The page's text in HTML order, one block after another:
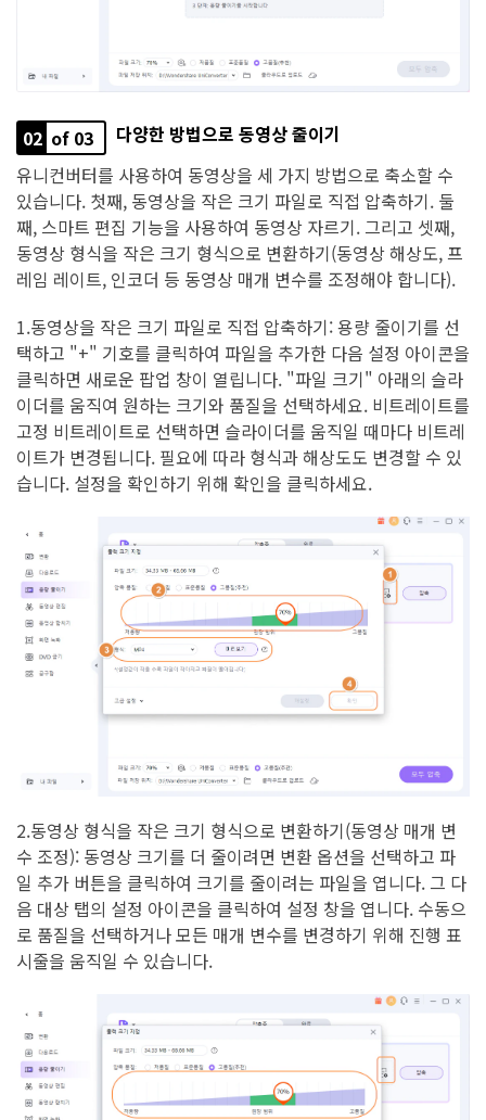
02 of 03
다양한 방법으로 동영상 줄이기
유니컨버터를 사용하여 동영상을 세 가지 방법으로 축소할 수
있습니다. 첫째, 동영상을 작은 크기 파일로 직접 압축하기. 둘
째, 스마트 편집 기능을 사용하여 동영상 자르기. 그리고 셋째,
동영상 형식을 작은 크기 형식으로 변환하기(동영상 해상도, 프
레임 레이트, 인코더 등 동영상 매개 변수를 조정해야 합니다).
1.동영상을 작은 크기 파일로 직접 압축하기: 용량 줄이기를 선
택하고 "+" 기호를 클릭하여 파일을 추가한 다음 설정 아이콘을
클릭하면 새로운 팝업 창이 열립니다. "파일 크기" 아래의 슬라
이더를 움직여 원하는 크기와 품질을 선택하세요. 비트레이트를
고정 비트레이트로 선택하면 슬라이더를 움직일 때마다 비트레
이트가 변경됩니다. 필요에 따라 형식과 해상도도 변경할 수 있
습니다. 설정을 확인하기 위해 확인을 클릭하세요.
2.동영상 형식을 작은 크기 형식으로 변환하기(동영상 매개 변
수 조정): 동영상 크기를 더 줄이려면 변환 옵션을 선택하고 파
일 추가 버튼을 클릭하여 크기를 줄이려는 파일을 엽니다. 그 다
음 대상 탭의 설정 아이콘을 클릭하여 설정 창을 엽니다. 수동으
로 품질을 선택하거나 모든 매개 변수를 변경하기 위해 진행 표
시줄을 움직일 수 있습니다.